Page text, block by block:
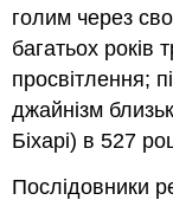
голим через
багатьох років
просвітлення;
джайнізм
Біхарі) в 527
Послідовники